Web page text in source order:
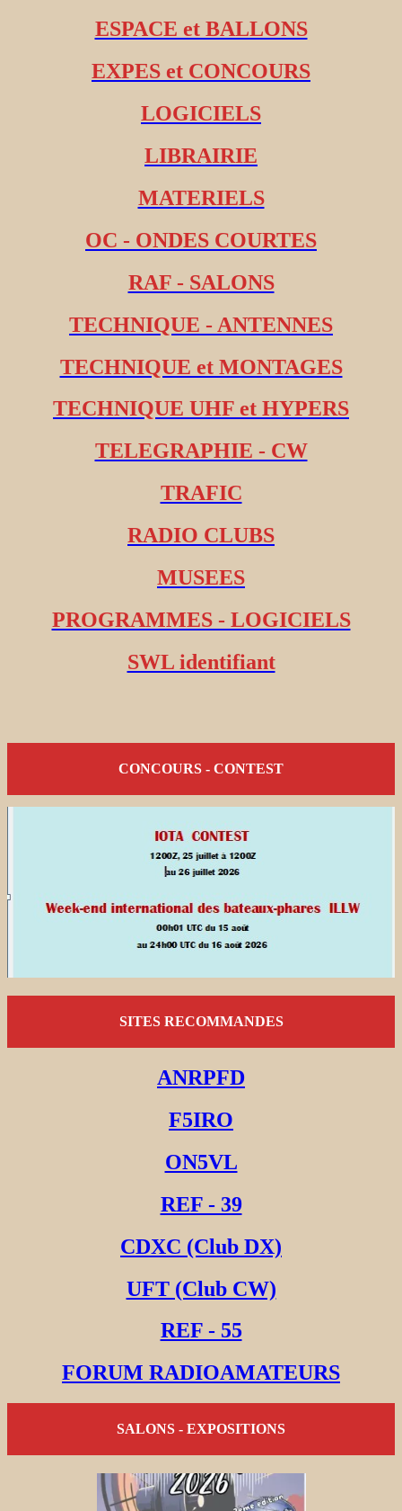
ESPACE et BALLONS
EXPES et CONCOURS
LOGICIELS
LIBRAIRIE
MATERIELS
OC - ONDES COURTES
RAF - SALONS
TECHNIQUE - ANTENNES
TECHNIQUE et MONTAGES
TECHNIQUE UHF et HYPERS
TELEGRAPHIE - CW
TRAFIC
RADIO CLUBS
MUSEES
PROGRAMMES - LOGICIELS
SWL identifiant
CONCOURS - CONTEST
SITES RECOMMANDES
ANRPFD
F5IRO
ON5VL
REF - 39
CDXC (Club DX)
UFT (Club CW)
REF - 55
FORUM RADIOAMATEURS
SALONS - EXPOSITIONS